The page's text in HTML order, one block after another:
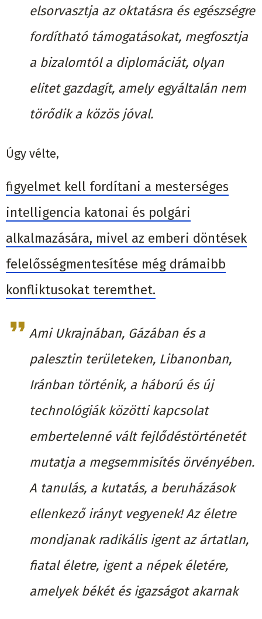
elsorvasztja az oktatásra és egészségre
fordítható támogatásokat, megfosztja
a bizalomtól a diplomáciát, olyan
elitet gazdagít, amely egyáltalán nem
törődik a közös jóval.
Úgy vélte,
figyelmet kell fordítani a mesterséges
intelligencia katonai és polgári
alkalmazására, mivel az emberi döntések
felelősségmentesítése még drámaibb
konfliktusokat teremthet.
Ami Ukrajnában, Gázában és a
palesztin területeken, Libanonban,
Iránban történik, a háború és új
technológiák közötti kapcsolat
embertelenné vált fejlődéstörténetét
mutatja a megsemmisítés örvényében.
A tanulás, a kutatás, a beruházások
ellenkező irányt vegyenek! Az életre
mondjanak radikális igent az ártatlan,
fiatal életre, igent a népek életére,
amelyek békét és igazságot akarnak